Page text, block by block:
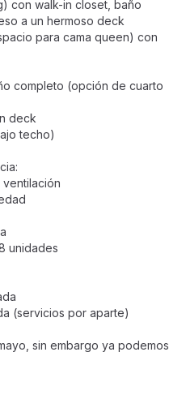
con walk-in closet, baño
a un hermoso deck
para cama queen) con
completo (opción de cuarto
deck
techo)
ventilación
unidades
(servicios por aparte)
sin embargo ya podemos